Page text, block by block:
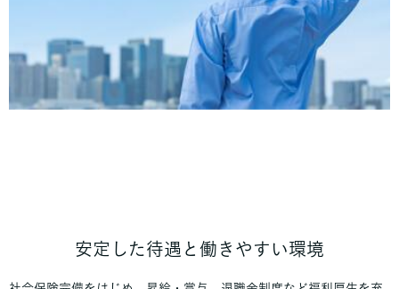
安定した待遇と働きやすい環境